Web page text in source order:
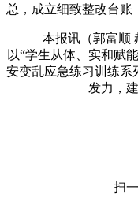
总，成立细致整改台账
本报讯（郭富顺
以“学生从体、实和赋
安变乱应急练习训练系
发力，
扫